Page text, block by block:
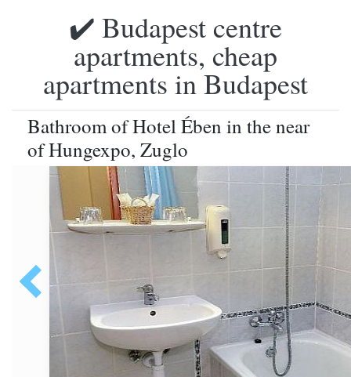
✔️ Budapest centre
apartments, cheap
apartments in Budapest
Bathroom of Hotel Ében in the near
of Hungexpo, Zuglo